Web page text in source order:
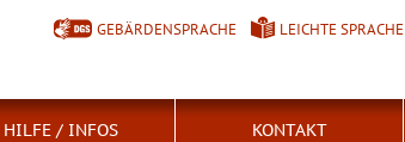
GEBÄRDENSPRACHE LEICHTE SPRACHE
HILFE / INFOS KONTAKT